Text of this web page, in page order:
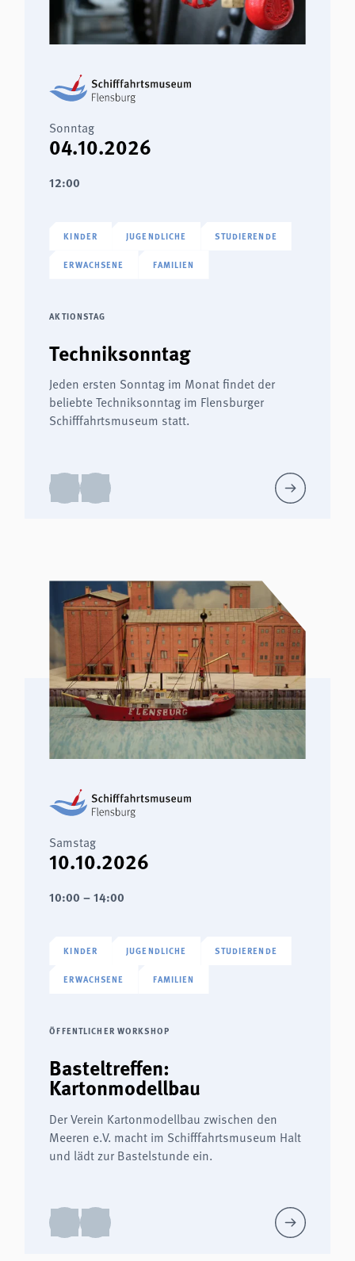
Sonntag
04.10.2026
12:00
KINDER JUGENDLICHE STUDIERENDE
ERWACHSENE FAMILIEN
AKTIONSTAG
Techniksonntag
Jeden ersten Sonntag im Monat findet der
beliebte Techniksonntag im Flensburger
Schifffahrtsmuseum statt.
Samstag
10.10.2026
10:00 – 14:00
KINDER JUGENDLICHE STUDIERENDE
ERWACHSENE FAMILIEN
ÖFFENTLICHER WORKSHOP
Basteltreffen:
Kartonmodellbau
Der Verein Kartonmodellbau zwischen den
Meeren e.V. macht im Schifffahrtsmuseum Halt
und lädt zur Bastelstunde ein.